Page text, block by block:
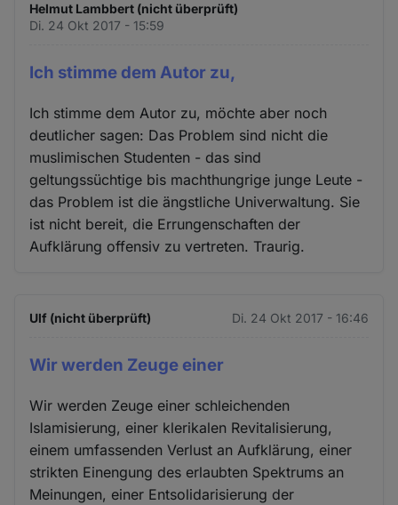
Helmut Lambbert (nicht überprüft)
Di. 24 Okt 2017 - 15:59
Ich stimme dem Autor zu,
Ich stimme dem Autor zu, möchte aber noch
deutlicher sagen: Das Problem sind nicht die
muslimischen Studenten - das sind
geltungssüchtige bis machthungrige junge Leute -
das Problem ist die ängstliche Univerwaltung. Sie
ist nicht bereit, die Errungenschaften der
Aufklärung offensiv zu vertreten. Traurig.
Ulf (nicht überprüft) Di. 24 Okt 2017 - 16:46
Wir werden Zeuge einer
Wir werden Zeuge einer schleichenden
Islamisierung, einer klerikalen Revitalisierung,
einem umfassenden Verlust an Aufklärung, einer
strikten Einengung des erlaubten Spektrums an
Meinungen, einer Entsolidarisierung der